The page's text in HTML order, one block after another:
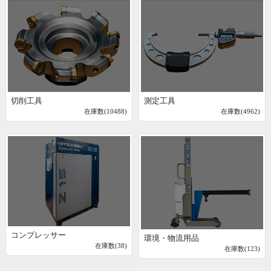
切削工具
在庫数(10488)
測定工具
在庫数(4962)
コンプレッサー
在庫数(38)
環境・物流用品
在庫数(123)